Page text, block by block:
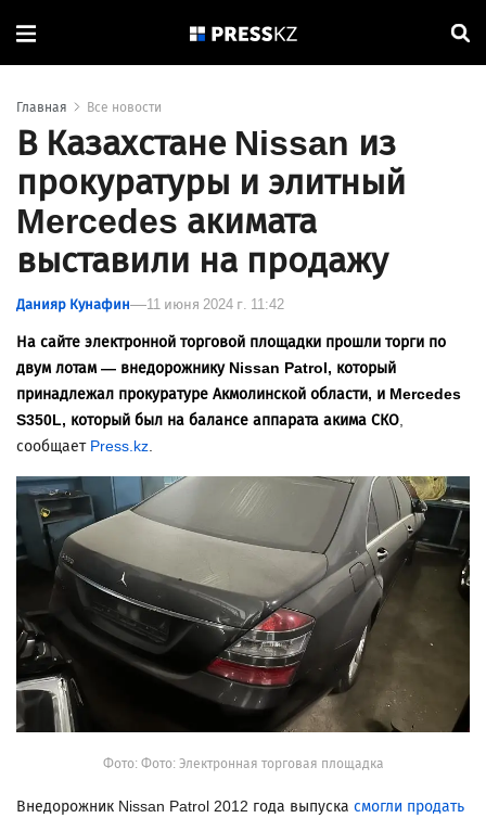
Главная Все новости
В Казахстане Nissan из
прокуратуры и элитный
Mercedes акимата
выставили на продажу
Данияр Кунафин 11 июня 2024 г. 11:42
На сайте электронной торговой площадки прошли торги по
двум лотам — внедорожнику Nissan Patrol, который
принадлежал прокуратуре Акмолинской области, и Mercedes
S350L, который был на балансе аппарата акима СКО,
сообщает Press.kz.
Фото: Фото: Электронная торговая площадка
Внедорожник Nissan Patrol 2012 года выпуска смогли продать